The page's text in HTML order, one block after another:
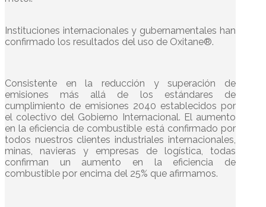
Instituciones internacionales y gubernamentales han
confirmado los resultados del uso de Oxitane®.
Consistente en la reducción y superación de
emisiones más allá de los estándares de
cumplimiento de emisiones 2040 establecidos por
el colectivo del Gobierno Internacional. El aumento
en la eficiencia de combustible está confirmado por
todos nuestros clientes industriales internacionales,
minas, navieras y empresas de logística, todas
confirman un aumento en la eficiencia de
combustible por encima del 25% que afirmamos.